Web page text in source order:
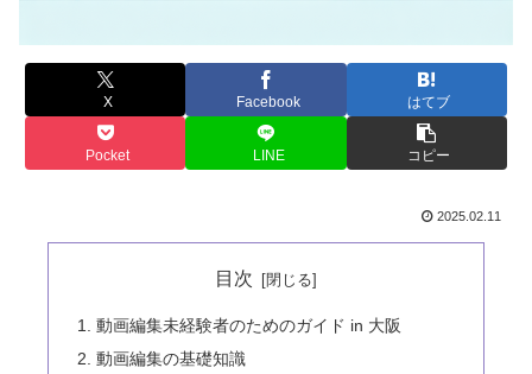
X Facebook はてブ
Pocket LINE コピー
2025.02.11
目次
動画編集未経験者のためのガイド in 大阪
動画編集の基礎知識